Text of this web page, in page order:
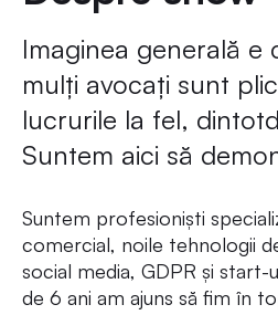
Imaginea generală e
mulți avocați sunt
lucrurile la fel,
Suntem aici să
Suntem profesioniști
comercial, noile tehnologii
social media, GDPR și start-
de 6 ani am ajuns să fim în